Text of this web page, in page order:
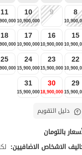
8
9
10
10,900,000
11
15
16
10,900,000
17
10,900,000
18
22
23
15,900,000
24
15,900,000
25
29
30
18,900,000
31
15,900,000
دليل التقويم
بالتومان
الاشخاص الاضافيين: